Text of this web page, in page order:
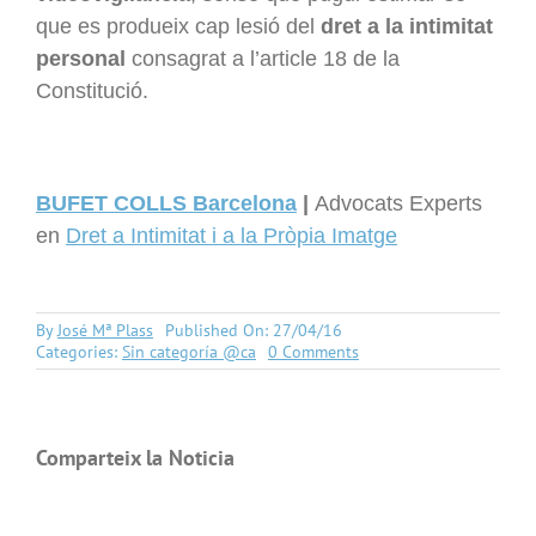
que es produeix cap lesió del dret a la intimitat
personal consagrat a l’article 18 de la
Constitució.
BUFET COLLS Barcelona| Advocats Experts
en Dret a Intimitat i a la Pròpia Imatge
ByJosé Mª Plass
Published On: 27/04/16
Categories: Sin categoría @ca 0 Commentson
Es
Comparteix la Noticia